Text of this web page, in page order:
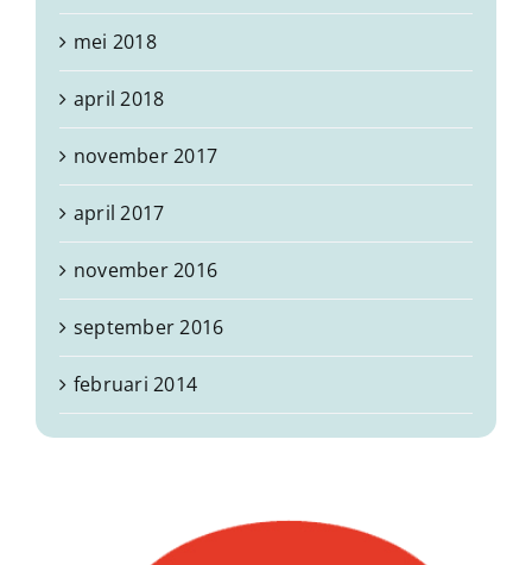
mei 2018
april 2018
november 2017
april 2017
november 2016
september 2016
februari 2014